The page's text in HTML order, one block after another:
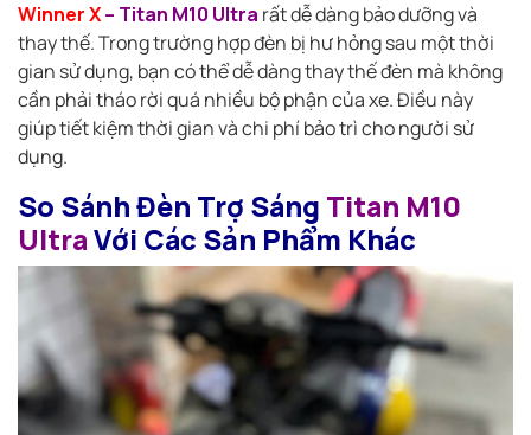
Winner X– Titan M10 Ultra rất dễ dàng bảo dưỡng và
thay thế. Trong trường hợp đèn bị hư hỏng sau một thời
gian sử dụng, bạn có thể dễ dàng thay thế đèn mà không
cần phải tháo rời quá nhiều bộ phận của xe. Điều này
giúp tiết kiệm thời gian và chi phí bảo trì cho người sử
dụng.
So Sánh Đèn Trợ Sáng Titan M10
UltraVới Các Sản Phẩm Khác